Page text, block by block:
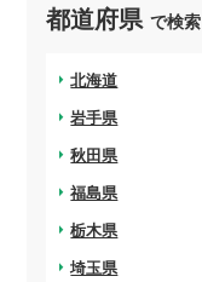
都道府県で検索
北海道
arrow_right
岩手県
arrow_right
秋田県
arrow_right
福島県
arrow_right
栃木県
arrow_right
埼玉県
arrow_right